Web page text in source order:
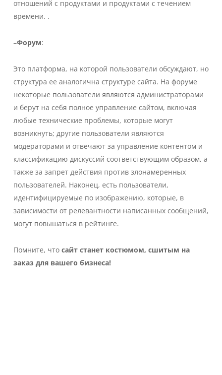
отношений с продуктами и продуктами с течением
времени. .
–Форум:
Это платформа, на которой пользователи обсуждают, но
структура ее аналогична структуре сайта. На форуме
некоторые пользователи являются администраторами
и берут на себя полное управление сайтом, включая
любые технические проблемы, которые могут
возникнуть; другие пользователи являются
модераторами и отвечают за управление контентом и
классификацию дискуссий соответствующим образом, а
также за запрет действия против злонамеренных
пользователей. Наконец, есть пользователи,
идентифицируемые по изображению, которые, в
зависимости от релевантности написанных сообщений,
могут повышаться в рейтинге.
Помните, что сайт станет костюмом, сшитым на
заказ для вашего бизнеса!